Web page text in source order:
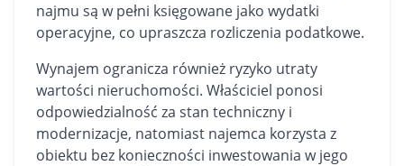
najmu są w pełni księgowane jako wydatki
operacyjne, co upraszcza rozliczenia podatkowe.
Wynajem ogranicza również ryzyko utraty
wartości nieruchomości. Właściciel ponosi
odpowiedzialność za stan techniczny i
modernizacje, natomiast najemca korzysta z
obiektu bez konieczności inwestowania w jego